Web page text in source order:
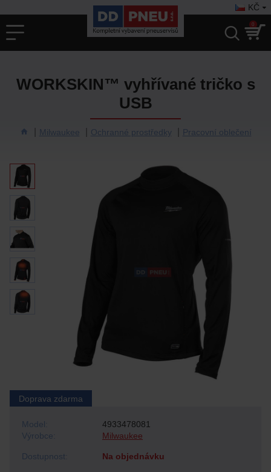
KČ
0
Milwaukee Ochranné prostředky Pracovní oblečení
WORKSKIN™ vyhřívané tričko s
USB
Doprava zdarma
Dostupnost: Na objednávku
Výrobce: Milwaukee
Model: 4933478081